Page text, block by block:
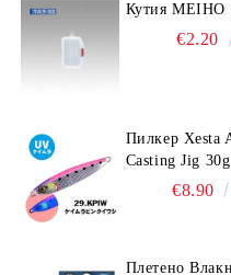
Кутия MEIHO
€2.20
Пилкер Xesta
Casting Jig
€8.90
Плетено